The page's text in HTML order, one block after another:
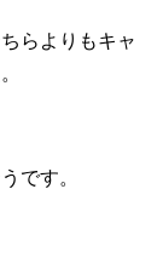
らよりもキャ
です。